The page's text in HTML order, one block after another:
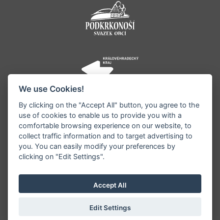
©1996 - 2026 Všechna práva vyhrazena serveru
zveřejňovaných informací a vyhrazuje si právo
informace editovat či odmítnout uveřejnění.
Sekce pro starosty|Nastavení cookies
We use Cookies!
By clicking on the "Accept All" button, you agree to the
use of cookies to enable us to provide you with a
comfortable browsing experience on our website, to
collect traffic information and to target advertising to
you. You can easily modify your preferences by
clicking on "Edit Settings".
Accept All
Edit Settings